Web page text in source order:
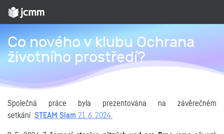
Co nového v klubu Ochrana
životního prostředí?
Společná práce byla prezentována na závěrečném
setkání STEAM Slam 21. 6. 2024.